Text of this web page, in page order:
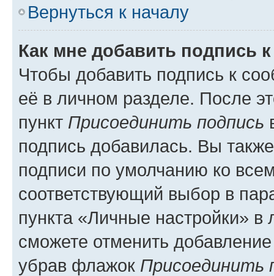
Вернуться к началу
Как мне добавить подпись
Чтобы добавить подпись к
её в личном разделе. После
пункт Присоединить подпись
подпись добавилась. Вы
подписи по умолчанию ко
соответствующий выбор в
пункта «Личные настройки»
сможете отменить
убрав флажок Присоединить